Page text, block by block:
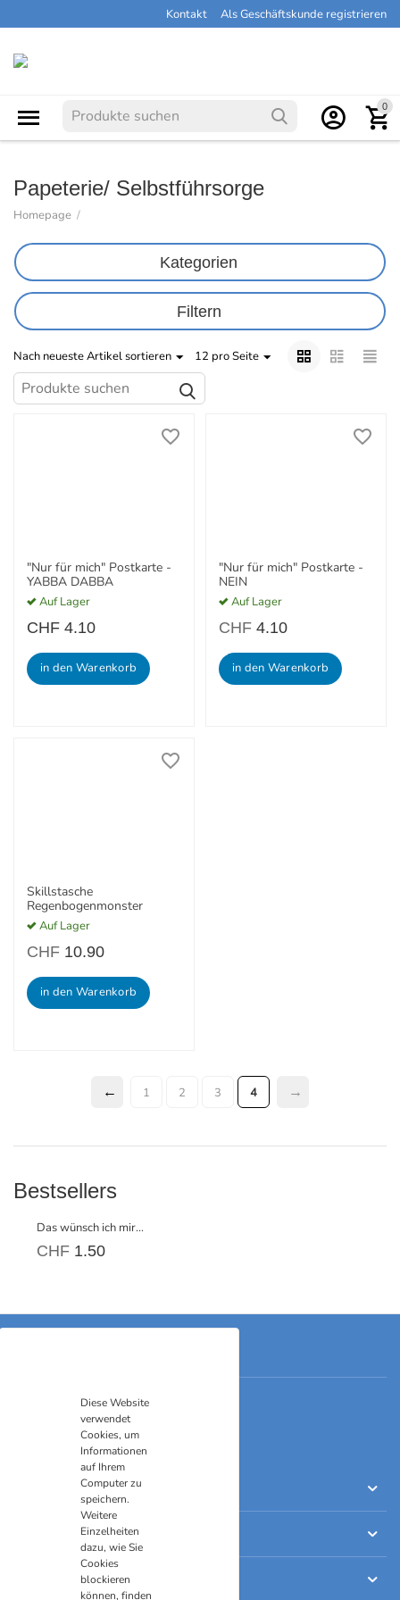
Kontakt Als Geschäftskunde registrieren
0
Papeterie/ Selbstführsorge
Homepage /
Kategorien
Filtern
Nach neueste Artikel sortieren 12 pro Seite
"Nur für mich" Postkarte -
YABBA DABBA
Auf Lager
CHF4.10
in den Warenkorb
"Nur für mich" Postkarte -
NEIN
Auf Lager
CHF4.10
in den Warenkorb
Skillstasche
Regenbogenmonster
Auf Lager
CHF 10.90
in den Warenkorb
1 2 3 4
Bestsellers
Das wünsch ich mir...
CHF 1.50
Skills-Shop Umgang mit Gefühlen
Grenzstrasse 6
9430 St. Margrethen
071 511 30 04
order@skills-shop.ch
Einkaufen
Informationen
Rechtliches
Diese Website
verwendet
Cookies, um
Informationen
auf Ihrem
Computer zu
speichern.
Weitere
Einzelheiten
dazu, wie Sie
Cookies
blockieren
können, finden